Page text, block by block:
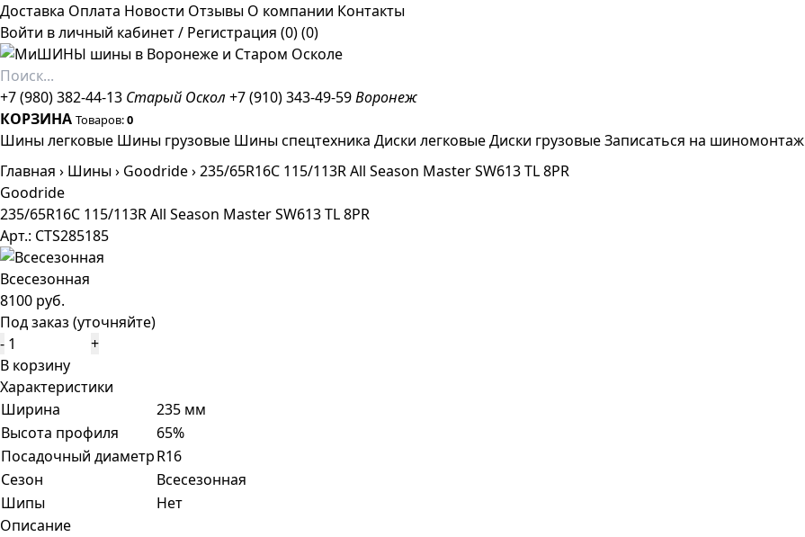
Доставка Оплата Новости Отзывы О компании Контакты
Войти в личный кабинет/ Регистрация (0)(0)
+7 (980) 382-44-13 Старый Оскол +7 (910) 343-49-59Воронеж
КОРЗИНА Товаров:0
Шины легковые Шины грузовые Шины спецтехника Диски легковыеДиски грузовыеЗаписаться на шиномонтаж
Главная › Шины› Goodride›235/65R16C 115/113R All Season Master SW613 TL 8PR
Goodride
235/65R16C 115/113R All Season Master SW613 TL 8PR
Арт.: CTS285185
Всесезонная
8100 руб.
Под заказ (уточняйте)
-
+
В корзину
Характеристики
Ширина
235 мм
Высота профиля
65%
Посадочный диаметрR16
Сезон
Всесезонная
Шипы
Нет
Описание